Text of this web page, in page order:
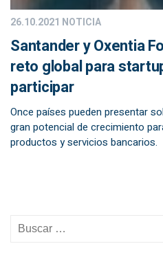
26.10.2021 NOTICIA
Santander y Oxentia
reto global para
participar
Once países pueden presentar
gran potencial de crecimiento
productos y servicios bancarios.